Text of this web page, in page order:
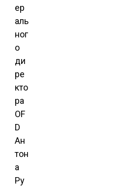
ер
аль
ног
о
ди
ре
кто
ра
OF
D
Ан
тон
а
Ру